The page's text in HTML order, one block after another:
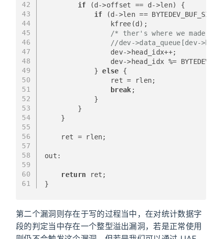
42
43
44
45
46
47
48
49
50
51
52
53
54
55
56
57
58
59
60
61
if (d->offset == d->len) {
if (d->len ==
                kfree(d);
/* ther's where we made
//dev->data_queue[dev-
                dev->head_idx++;
dev->head_idx %=
            }
else {
                ret = rlen;
break ;
            }
        }
    }
    ret = rlen;
out:
return ret;
}
第二个漏洞则存在于写的过程当中，在对统计数据字
段的判定当中存在一个整型溢出漏洞，若是正常使用